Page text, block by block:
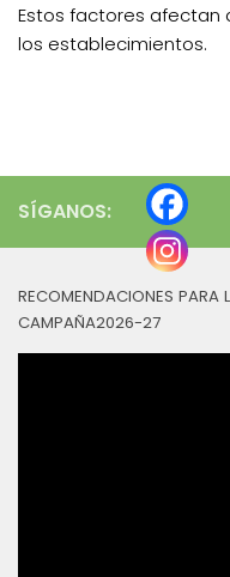
Estos factores
los establecimientos.
SÍGANOS:
RECOMENDACIONES PARA
CAMPAÑA2026-27